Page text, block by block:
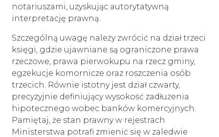
notariuszami, uzyskując autorytatywną
interpretację prawną.
Szczególną uwagę należy zwrócić na dział trzeci
księgi, gdzie ujawniane są ograniczone prawa
rzeczowe, prawa pierwokupu na rzecz gminy,
egzekucje komornicze oraz roszczenia osób
trzecich. Równie istotny jest dział czwarty,
precyzyjnie definiujący wysokość zadłużenia
hipotecznego wobec banków komercyjnych.
Pamiętaj, że stan prawny w rejestrach
Ministerstwa potrafi zmienić się w zaledwie